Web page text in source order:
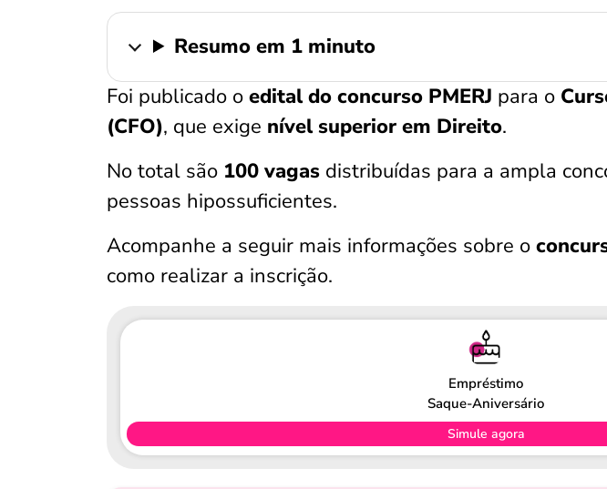
Resumo em 1 minuto
Foi publicado o edital do concurso PMERJ para o
(CFO), que exige nível superior em Direito.
No total são 100 vagas distribuídas para a ampla
pessoas hipossuficientes.
Acompanhe a seguir mais informações sobre o
como realizar a inscrição.
Empréstimo
Saque-Aniversário
Simule agora